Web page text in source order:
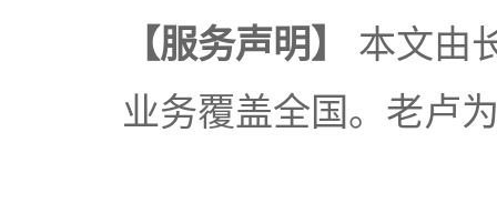
【服务声明】
本文由
业务覆盖全国。老卢